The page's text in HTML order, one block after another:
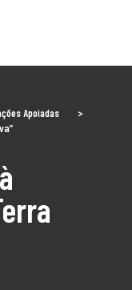
Apoiadas
>